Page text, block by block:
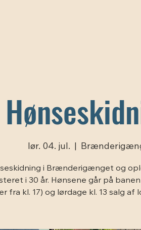
lør. 04. jul.
i Brænderigænget og
i 30 år. Hønsene går på
fra kl. 17) og lørdage kl. 13 salg af